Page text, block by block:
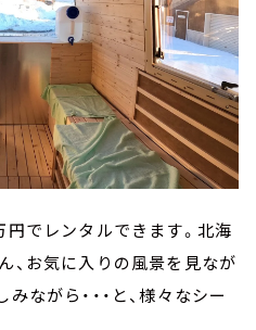
円でレンタルできます。北海
、お気に入りの風景を見なが
ながら・・・と、様々なシー